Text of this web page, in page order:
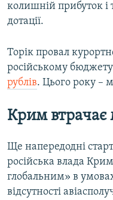
колишній прибуток і
дотації.
Торік провал
російському
рублів. Цього року –
Крим втрачає
Ще напередодні
російська влада
глобальним» в
відсутності